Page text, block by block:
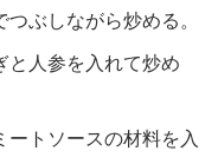
ぶしながら炒める。
と人参を入れて炒め
ートソースの材料を入